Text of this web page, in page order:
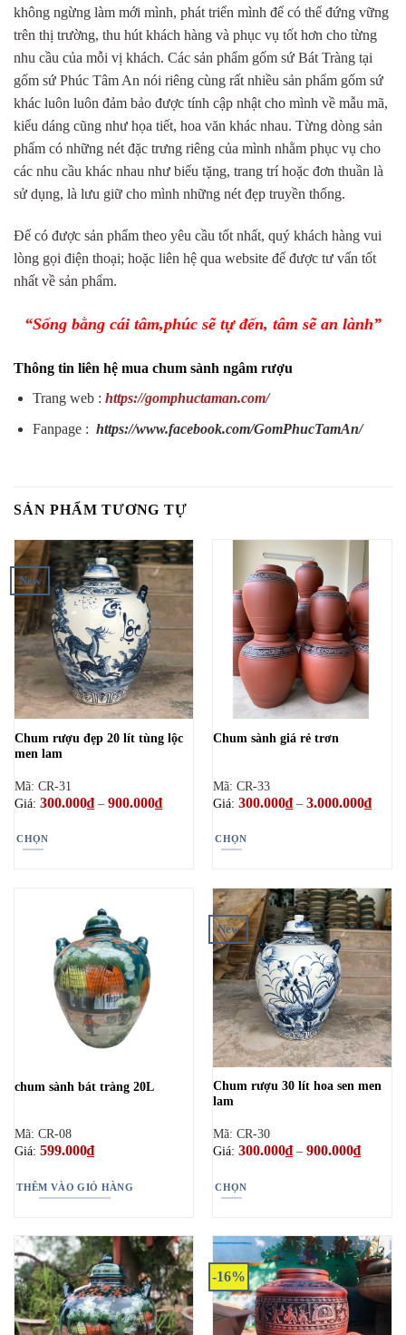
không ngừng làm mới mình, phát triển mình để có thể đứng vững
trên thị trường, thu hút khách hàng và phục vụ tốt hơn cho từng
nhu cầu của mỗi vị khách. Các sản phẩm gốm sứ Bát Tràng tại
gốm sứ Phúc Tâm An nói riêng cùng rất nhiều sản phẩm gốm sứ
khác luôn luôn đảm bảo được tính cập nhật cho mình về mẫu mã,
kiểu dáng cũng như họa tiết, hoa văn khác nhau. Từng dòng sản
phẩm có những nét đặc trưng riêng của mình nhằm phục vụ cho
các nhu cầu khác nhau như biếu tặng, trang trí hoặc đơn thuần là
sử dụng, là lưu giữ cho mình những nét đẹp truyền thống.
Để có được sản phẩm theo yêu cầu tốt nhất, quý khách hàng vui
lòng gọi điện thoại; hoặc liên hệ qua website để được tư vấn tốt
nhất về sản phẩm.
“Sống bằng cái tâm,phúc sẽ tự đến, tâm sẽ an lành”
Thông tin liên hệ mua chum sành ngâm rượu
Trang web : https://gomphuctaman.com/
Fanpage : https://www.facebook.com/GomPhucTamAn/
SẢN PHẨM TƯƠNG TỰ
New
Chum rượu đẹp 20 lít tùng lộc
men lam
Mã: CR-31
Giá: 300.000₫ – 900.000₫Khoảng
giá:
CHỌN
được
trên
trang
phẩm
Chum sành giá rẻ trơn
Mã: CR-33
Giá: 300.000₫ – 3.000.000₫
giá:
CHỌN
này
có
nhiều
biến
thể.
Các
tùy
chọn
có
thể
được
chọn
trên
trang
phẩm
chum sành bát tràng 20L
Mã: CR-08
Giá: 599.000₫
THÊM VÀO GIỎ HÀNG
New
Chum rượu 30 lít hoa sen men
lam
Mã: CR-30
Giá: 300.000₫ – 900.000₫Khoảng
giá:
CHỌN
này
có
nhiều
biến
thể.
-16%